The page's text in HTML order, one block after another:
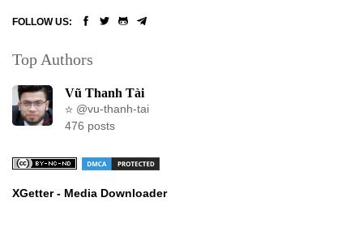
FOLLOW US:
Top Authors
Vũ Thanh Tài
@vu-thanh-tai
476 posts
XGetter - Media Downloader